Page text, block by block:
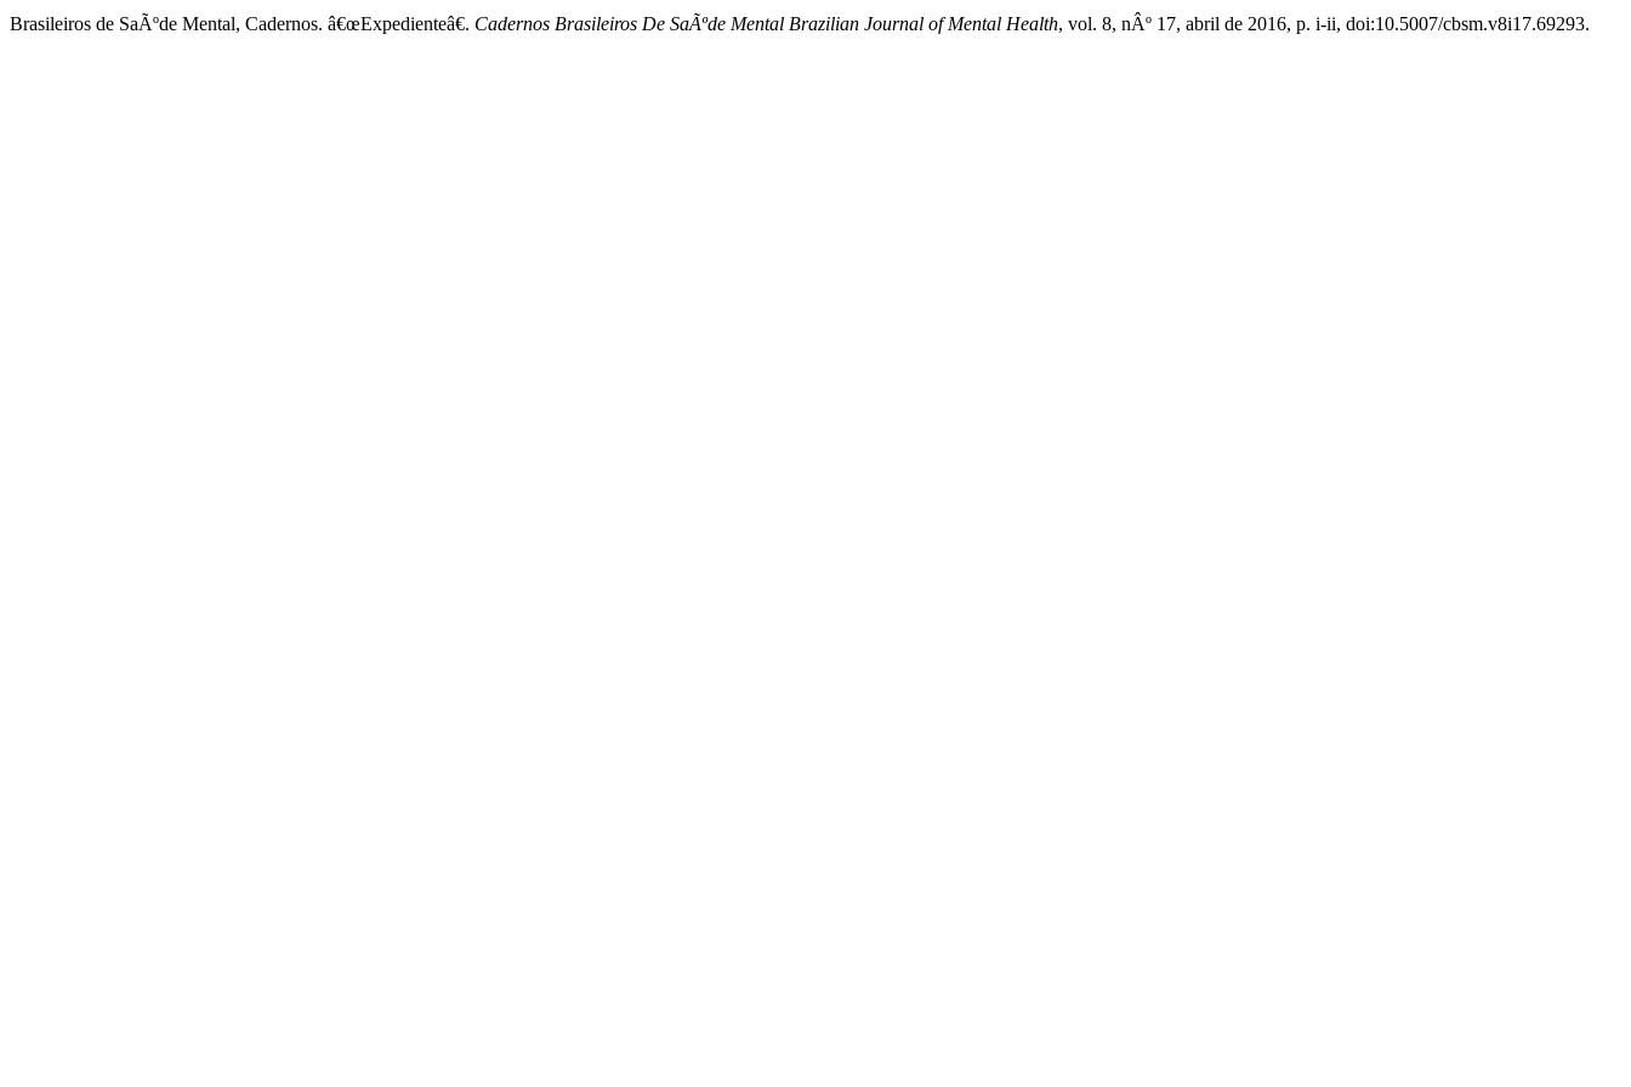
Brasileiros de SaÃºde Mental, Cadernos. â€œExpedienteâ€. Cadernos Brasileiros De SaÃºde Mental Brazilian Journal of Mental Health, vol. 8, nÂº 17, abril de 2016, p. i-ii, doi:10.5007/cbsm.v8i17.69293.